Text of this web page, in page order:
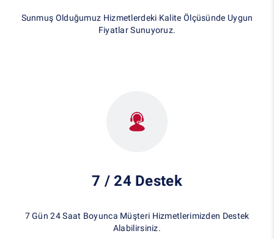
Sunmuş Olduğumuz Hizmetlerdeki Kalite Ölçüsünde Uygun
Fiyatlar Sunuyoruz.
7 / 24 Destek
7 Gün 24 Saat Boyunca Müşteri Hizmetlerimizden Destek
Alabilirsiniz.